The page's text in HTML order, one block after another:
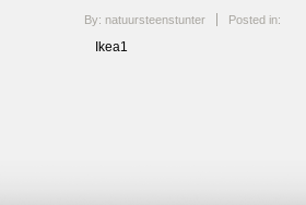
By: natuursteenstunter Posted in:
Ikea1